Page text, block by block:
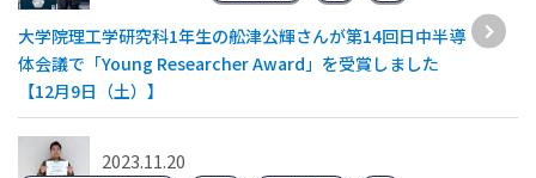
大学院理工学研究科1年生の舩津公輝さんが第14回日中半導
体会議で「Young Researcher Award」を受賞しました
【12月9日（土）】
2023.11.20